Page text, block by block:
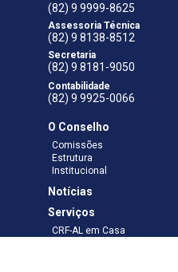
(82) 9 9999-8625
Assessoria Técnica
(82) 9 8138-8512
Secretaria
(82) 9 8181-9050
Contabilidade
(82) 9 9925-0066
O Conselho
Comissões
Estrutura
Institucional
Notícias
Serviços
CRF-AL em Casa